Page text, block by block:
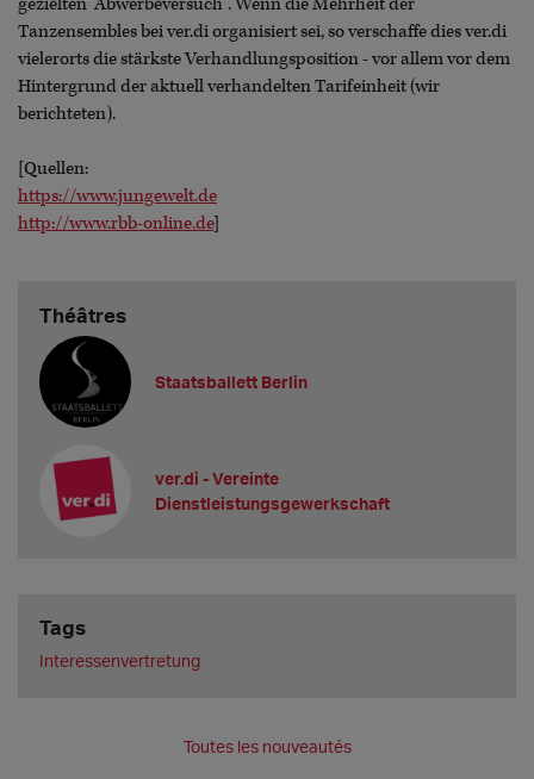
Tanzensembles bei ver.di organisiert sei, so verschaffe dies ver.di
vielerorts die stärkste Verhandlungsposition - vor allem vor dem
Hintergrund der aktuell verhandelten Tarifeinheit (wir
berichteten).
[Quellen:
https://www.jungewelt.de
http://www.rbb-online.de]
Théâtres
Staatsballett Berlin
ver.di - Vereinte
Dienstleistungsgewerkschaft
Tags
Interessenvertretung
Toutes les nouveautés